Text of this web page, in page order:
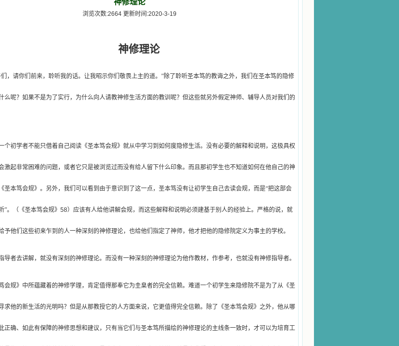
神修理论
浏览次数:2664 更新时间:2020-3-19
神修理论
们，请你们前来，聆听我的话。让我昭示你们敬畏上主的道。”除了聆听圣本笃的教诲之外，我们在圣本笃的隐修
么呢？如果不是为了实行，为什么向人请教神修生活方面的教训呢？但这些就另外假定神师、辅导人员对我们的
个初学者不能只借着自己阅读《圣本笃会规》就从中学习到如何度隐修生活。没有必要的解释和说明，这极具权
激起非常困难的问题，或者它只是被浏览过而没有给人留下什么印象。而且那初学生也不知道如何在他自己的神
圣本笃会规》。另外，我们可以看到由于意识到了这一点，圣本笃没有让初学生自己去读会规，而是“把这部会
”。（《圣本笃会规》 58）应该有人给他讲解会规，而这些解释和说明必须建基于别人的经验上。严格的说，就
予他们这些初来乍到的人一种深刻的神修理论，也给他们指定了神师，他才把他的隐修院定义为事主的学校。
导者去讲解，就没有深刻的神修理论。而没有一种深刻的神修理论为他作教材，作参考，也就没有神修指导者。
会规》中所蕴藏着的神修学理，肯定值得那奉它为圭臬者的完全信赖。难道一个初学生来隐修院不是为了从《圣
求他的新生活的光明吗？但是从那教授它的人方面来说，它更值得完全信赖。除了《圣本笃会规》之外，他从哪
正确、如此有保障的神修思想和建议，只有当它们与圣本笃所描绘的神修理论的主线条一致时，才可以为培育工